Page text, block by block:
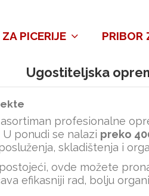
PICERIJE PRIBOR
Ugostiteljska
profesionalne
ponudi se nalazi preko
skladištenja i
ovde možete
efikasniji rad, bolju